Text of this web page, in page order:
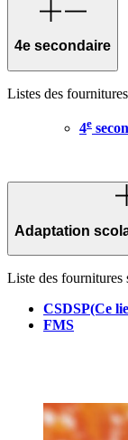
4e secondaire
Listes des
4e
Adaptation
Liste des fournitures
CSDSP(Ce
FMS